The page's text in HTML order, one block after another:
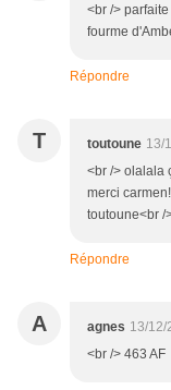
<br />
fourme
Répondre
T toutoune 13/
<br /> olalala
merci
toutoune<br /
Répondre
A agnes 13/12/
<br /> 463